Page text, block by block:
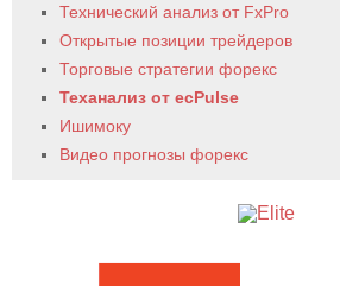
Технический анализ от FxPro
Открытые позиции трейдеров
Торговые стратегии форекс
Теханализ от ecPulse
Ишимоку
Видео прогнозы форекс